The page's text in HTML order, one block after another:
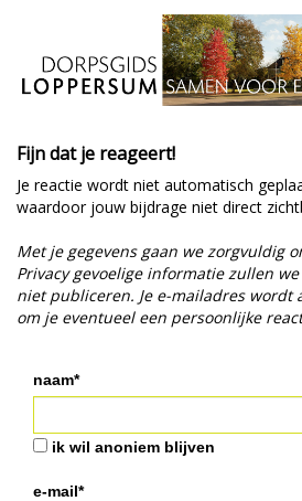
Fijn dat je reageert!
Je reactie wordt niet automatisch
waardoor jouw bijdrage niet direct
Met je gegevens gaan we zorgvuldig
Privacy gevoelige informatie zullen
niet publiceren. Je e-mailadres wordt
om je eventueel een persoonlijke
naam*
ik wil anoniem blijven
e-mail*